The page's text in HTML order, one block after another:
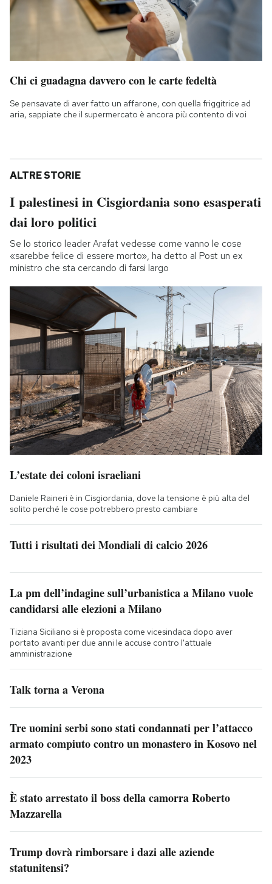
Chi ci guadagna davvero con le carte fedeltà
Se pensavate di aver fatto un affarone, con quella friggitrice ad
aria, sappiate che il supermercato è ancora più contento di voi
ALTRE STORIE
I palestinesi in Cisgiordania sono esasperati
dai loro politici
Se lo storico leader Arafat vedesse come vanno le cose
«sarebbe felice di essere morto», ha detto al Post un ex
ministro che sta cercando di farsi largo
L’estate dei coloni israeliani
Daniele Raineri è in Cisgiordania, dove la tensione è più alta del
solito perché le cose potrebbero presto cambiare
Tutti i risultati dei Mondiali di calcio 2026
La pm dell’indagine sull’urbanistica a Milano vuole
candidarsi alle elezioni a Milano
Tiziana Siciliano si è proposta come vicesindaca dopo aver
portato avanti per due anni le accuse contro l'attuale
amministrazione
Talk torna a Verona
Tre uomini serbi sono stati condannati per l’attacco
armato compiuto contro un monastero in Kosovo nel
2023
È stato arrestato il boss della camorra Roberto
Mazzarella
Trump dovrà rimborsare i dazi alle aziende
statunitensi?